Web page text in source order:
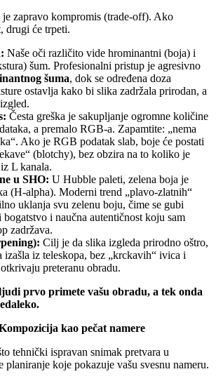
zapravo kompromis (trade-off). Ako
drugi će trpeti.
Naše oči različito vide hrominantni (boja) i
šum. Profesionalni pristup je agresivno
šuma, dok se određena doza
ostavlja kako bi slika zadržala prirodan, a
Česta greška je sakupljanje ogromne količine
a premalo RGB-a. Zapamtite: „nema
Ako je RGB podatak slab, boje će postati
(blotchy), bez obzira na to koliko je
L kanala.
u SHO: U Hubble paleti, zelena boja je
(H-alpha). Moderni trend „plavo-zlatnih“
uklanja svu zelenu boju, čime se gubi
i naučna autentičnost koju sam
zadržava.
Cilj je da slika izgleda prirodno oštro,
izašla iz teleskopa, bez „krckavih“ ivica i
preteranu obradu.
prvo primete vašu obradu, a tek onda
kao pečat namere
tehnički ispravan snimak pretvara u
planiranje koje pokazuje vašu svesnu nameru.